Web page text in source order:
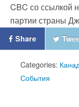
CBC со ссылкой
партии страны
Share
Categories:
События